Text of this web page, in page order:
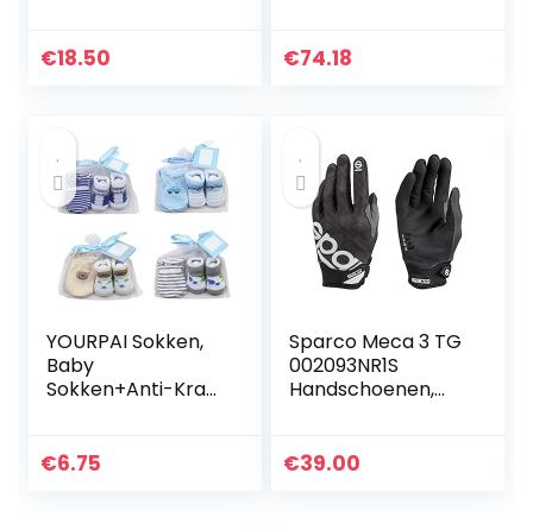
Kleur Katoen
€18.50 €74.18
YOURPAI Sokken,
Baby
Sokken+Anti-Kras
Jongens Zuigeling
€6.75
Sparco Meca 3 TG
002093NR1S
Handschoenen,
€39.00